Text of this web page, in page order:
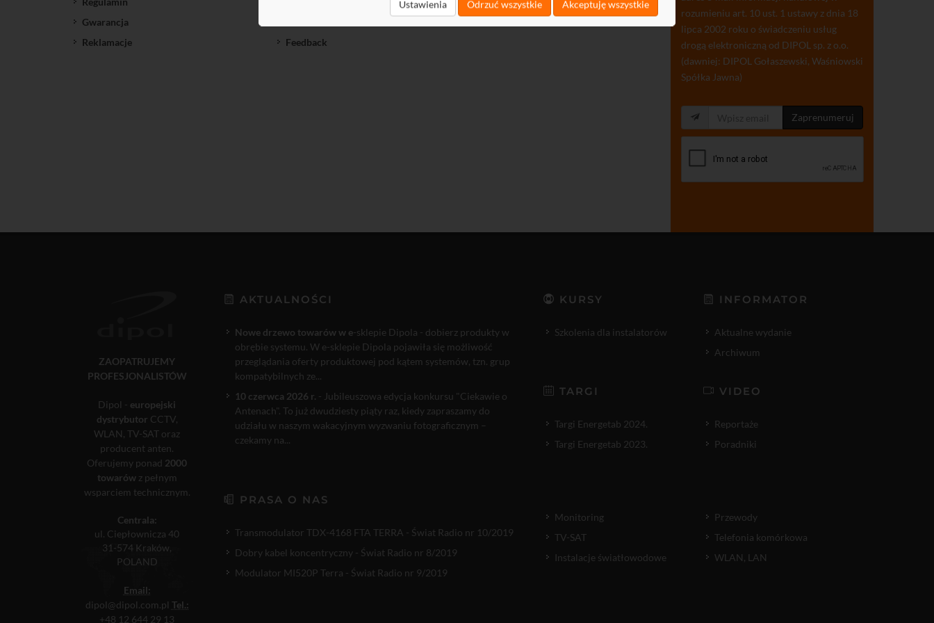
Ustawienia Odrzuć wszystkie Akceptuję wszystkie
Gwarancja
Reklamacje
Feedback
rozumieniu art. 10 ust. 1 ustawy z dnia 18
lipca 2002 roku o świadczeniu usług
drogą elektroniczną od DIPOL sp. z o.o.
(dawniej: DIPOL Gołaszewski, Waśniowski
Spółka Jawna)
Zaprenumeruj
ZAOPATRUJEMY
PROFESJONALISTÓW
Dipol - europejski
dystrybutor CCTV,
WLAN, TV-SAT oraz
producent anten.
Oferujemy ponad 2000
towarówz pełnym
wsparciem technicznym.
Centrala:
ul. Ciepłownicza 40
31-574 Kraków,
POLAND
Email:
dipol@dipol.com.pl Tel.:
+48 12 644 29 13
AKTUALNOŚCI
Nowe drzewo towarów w e-sklepie Dipola - dobierz produkty w
obrębie systemu. W e-sklepie Dipola pojawiła się możliwość
przeglądania oferty produktowej pod kątem systemów, tzn. grup
kompatybilnych ze...
10 czerwca 2026 r. - Jubileuszowa edycja konkursu "Ciekawie o
Antenach". To już dwudziesty piąty raz, kiedy zapraszamy do
udziału w naszym wakacyjnym wyzwaniu fotograficznym –
czekamy na...
PRASA O NAS
Transmodulator TDX-4168 FTA TERRA - Świat Radio nr 10/2019
Dobry kabel koncentryczny - Świat Radio nr 8/2019
Modulator MI520P Terra - Świat Radio nr 9/2019
KURSY
Szkolenia dla instalatorów
TARGI
Targi Energetab 2024.
Targi Energetab 2023.
INFORMATOR
Aktualne wydanie
Archiwum
VIDEO
Reportaże
Poradniki
Monitoring
TV-SAT
Instalacje światłowodowe
Przewody
Telefonia komórkowa
WLAN, LAN